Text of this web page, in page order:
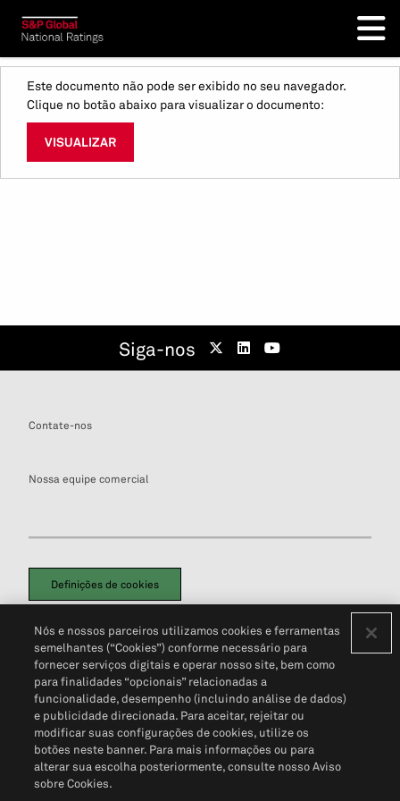
Este documento não pode ser exibido no seu navegador.
Clique no botão abaixo para visualizar o documento:
VISUALIZAR
Siga-nos
Contate-nos
Nossa equipe comercial
Definições de cookies
Política de PrivacidadePortal de privacidade do cliente (em inglês)
Não Venda Minhas Informações Pessoais© 2026 S&P Global
Nós e nossos parceiros utilizamos cookies e ferramentas
semelhantes (“Cookies”) conforme necessário para
fornecer serviços digitais e operar nosso site, bem como
para finalidades “opcionais” relacionadas a
funcionalidade, desempenho (incluindo análise de dados)
e publicidade direcionada. Para aceitar, rejeitar ou
modificar suas configurações de cookies, utilize os
botões neste banner. Para mais informações ou para
alterar sua escolha posteriormente, consulte nosso Aviso
sobre Cookies.